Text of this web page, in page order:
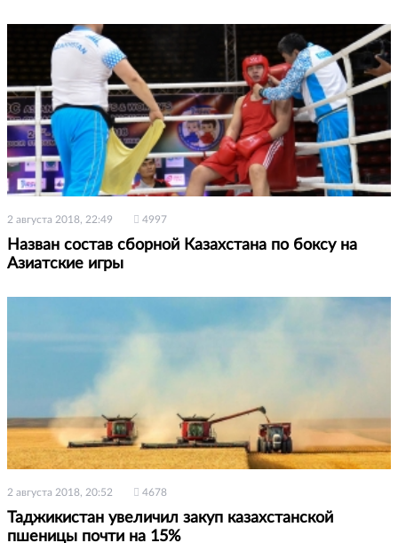
2 августа 2018, 22:49 4997
Назван состав сборной Казахстана по боксу на
Азиатские игры
2 августа 2018, 20:52 4678
Таджикистан увеличил закуп казахстанской
пшеницы почти на 15%